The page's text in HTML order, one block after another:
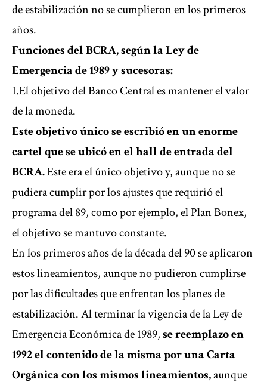
de estabilización no se cumplieron en los primeros
años.
Funciones del BCRA, según la Ley de
Emergencia de 1989 y sucesoras:
1.El objetivo del Banco Central es mantener el valor
de la moneda.
Este objetivo único se escribió en un enorme
cartel que se ubicó en el hall de entrada del
BCRA.Este era el único objetivo y, aunque no se
pudiera cumplir por los ajustes que requirió el
programa del 89, como por ejemplo, el Plan Bonex,
el objetivo se mantuvo constante.
En los primeros años de la década del 90 se aplicaron
estos lineamientos, aunque no pudieron cumplirse
por las dificultades que enfrentan los planes de
estabilización. Al terminar la vigencia de la Ley de
Emergencia Económica de 1989,se reemplazo en
1992 el contenido de la misma por una Carta
Orgánica con los mismos lineamientos,aunque